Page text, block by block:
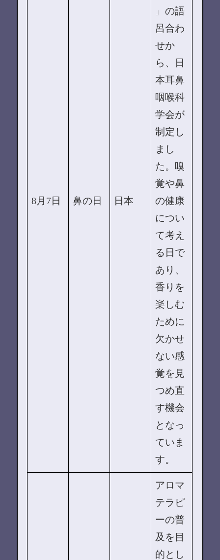
8月7日 鼻の日 日本
」の語
呂合わ
せか
ら、日
本耳鼻
咽喉科
学会が
制定し
まし
た。嗅
覚や鼻
の健康
につい
て考え
る日で
あり、
香りを
楽しむ
ために
欠かせ
ない感
覚を見
つめ直
す機会
となっ
ていま
す。
アロマ
テラピ
ーの普
及を目
的とし